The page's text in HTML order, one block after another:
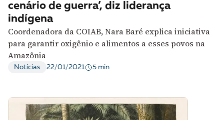
cenário de guerra’, diz liderança
indígena
Coordenadora da COIAB, Nara Baré explica iniciativa
para garantir oxigênio e alimentos a esses povos na
Amazônia
Notícias 22/01/2021 5 min